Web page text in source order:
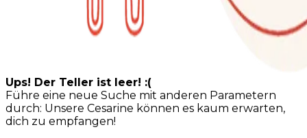
Ups! Der Teller ist leer! :(
Führe eine neue Suche mit anderen Parametern
durch: Unsere Cesarine können es kaum erwarten,
dich zu empfangen!